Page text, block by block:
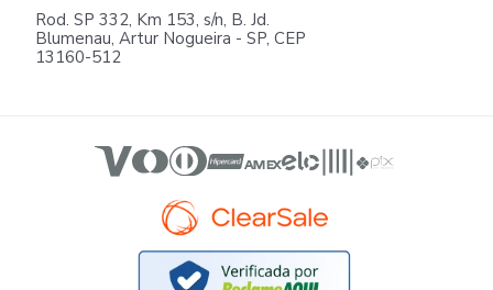
Rod. SP 332, Km 153, s/n, B. Jd.
Blumenau, Artur Nogueira - SP, CEP
13160-512